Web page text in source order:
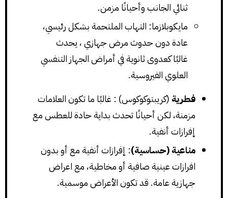
ثنائي الجانب وأحيانًا مزمن.
مايكوبلازما: التهاب الملتحمة بشكل رئيسي،
عادة دون حدوث مرض جهازي ، يحدث
غالبًا كعدوى ثانوية في أمراض الجهاز التنفسي
العلوي الفيروسية.
فطرية (كريبتوكوكوس) : غالبًا ما تكون العلامات
مزمنة، لكن أحيانًا تحدث بداية حادة للعطس مع
إفرازات أنفية.
مناعية (حساسية): إفرازات أنفية مع أو بدون
افرازات عينية صافية أو مخاطية، مع اعراض
جهازية عامة. قد تكون الأعراض موسمية.